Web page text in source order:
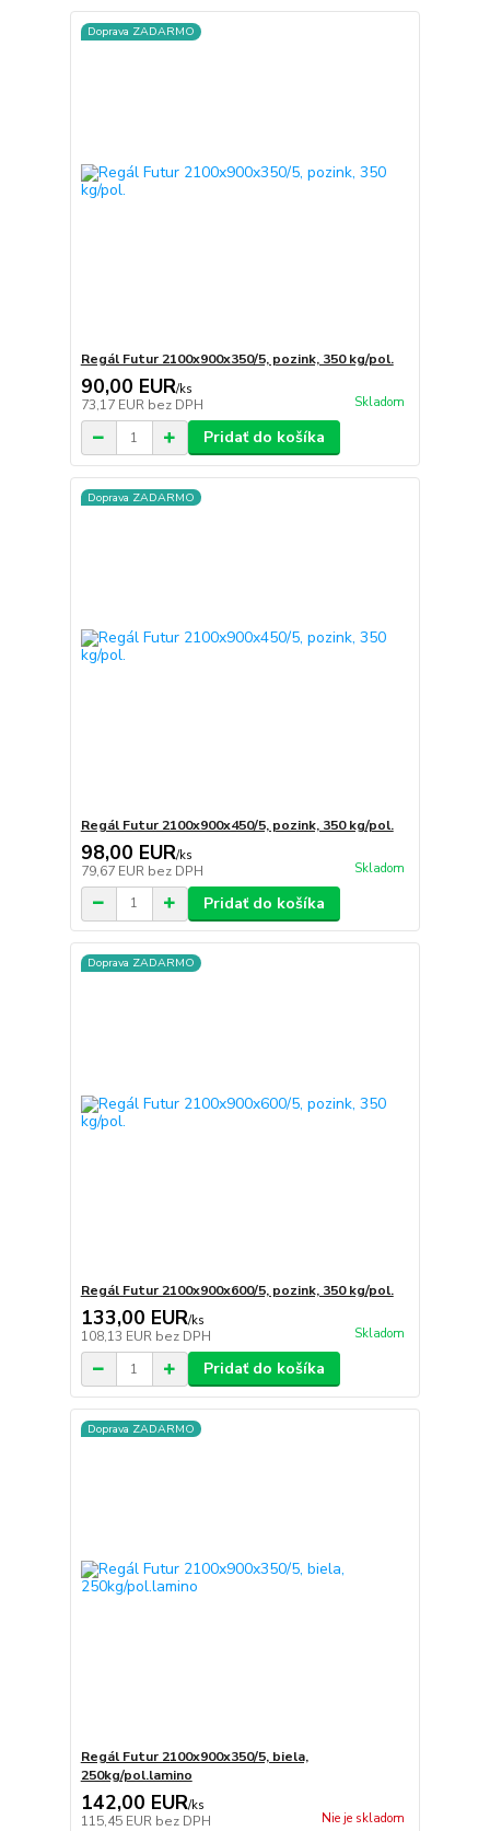
Doprava ZADARMO
Regál Futur 2100x900x350/5, pozink, 350 kg/pol.
90,00 EUR/ks
73,17 EUR bez DPH Skladom
Pridať do košíka
Doprava ZADARMO
Regál Futur 2100x900x450/5, pozink, 350 kg/pol.
98,00 EUR/ks
79,67 EUR bez DPH Skladom
Pridať do košíka
Doprava ZADARMO
Regál Futur 2100x900x600/5, pozink, 350 kg/pol.
133,00 EUR/ks
108,13 EUR bez DPH Skladom
Pridať do košíka
Doprava ZADARMO
Regál Futur 2100x900x350/5, biela,
250kg/pol.lamino
142,00 EUR/ks
115,45 EUR bez DPH Nie je skladom